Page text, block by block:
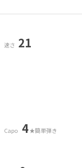
速さ 21
Capo 4★簡単弾き